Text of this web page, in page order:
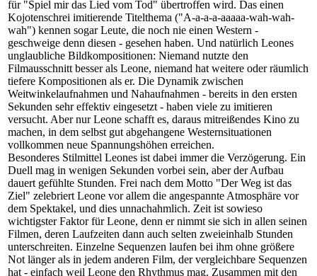
für "Spiel mir das Lied vom Tod" übertroffen wird. Das einen
Kojotenschrei imitierende Titelthema ("A-a-a-a-aaaaa-wah-wah-
wah") kennen sogar Leute, die noch nie einen Western -
geschweige denn diesen - gesehen haben. Und natürlich Leones
unglaubliche Bildkompositionen: Niemand nutzte den
Filmausschnitt besser als Leone, niemand hat weitere oder räumlich
tiefere Kompositionen als er. Die Dynamik zwischen
Weitwinkelaufnahmen und Nahaufnahmen - bereits in den ersten
Sekunden sehr effektiv eingesetzt - haben viele zu imitieren
versucht. Aber nur Leone schafft es, daraus mitreißendes Kino zu
machen, in dem selbst gut abgehangene Westernsituationen
vollkommen neue Spannungshöhen erreichen.
Besonderes Stilmittel Leones ist dabei immer die Verzögerung. Ein
Duell mag in wenigen Sekunden vorbei sein, aber der Aufbau
dauert gefühlte Stunden. Frei nach dem Motto "Der Weg ist das
Ziel" zelebriert Leone vor allem die angespannte Atmosphäre vor
dem Spektakel, und dies unnachahmlich. Zeit ist sowieso
wichtigster Faktor für Leone, denn er nimmt sie sich in allen seinen
Filmen, deren Laufzeiten dann auch selten zweieinhalb Stunden
unterschreiten. Einzelne Sequenzen laufen bei ihm ohne größere
Not länger als in jedem anderen Film, der vergleichbare Sequenzen
hat - einfach weil Leone den Rhythmus mag. Zusammen mit den